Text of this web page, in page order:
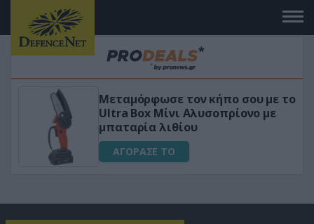
Μεταμόρφωσε τον κήπο σου με το
Ultra Box Μίνι Αλυσοπρίονο με
μπαταρία λιθίου
ΑΓΟΡΑΣΕ ΤΟ